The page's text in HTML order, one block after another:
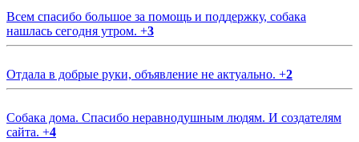
Всем спасибо большое за помощь и поддержку, собака
нашлась сегодня утром. +3
Отдала в добрые руки, объявление не актуально. +2
Собака дома. Спасибо неравнодушным людям. И создателям
сайта. +4